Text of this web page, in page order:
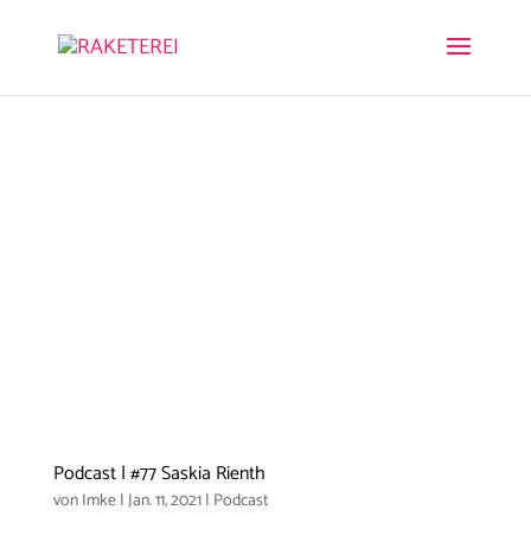
Podcast | #77 Saskia Rienth
vonImke|Jan. 11, 2021| Podcast